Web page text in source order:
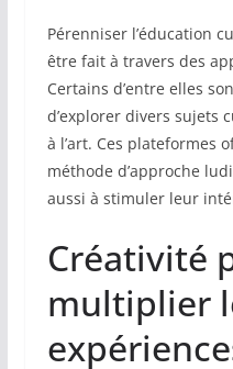
Pérenniser l’éducation
être fait à travers des
Certains d’entre elles
d’explorer divers sujets
à l’art. Ces plateformes
méthode d’approche
aussi à stimuler leur
Créativité
multiplier